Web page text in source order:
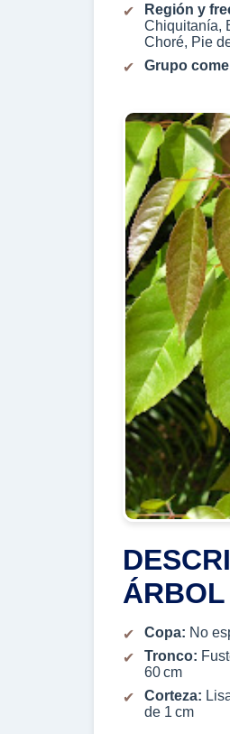
Región y
Chiquitanía,
Choré, Pie
Grupo
ÁRBOL
Copa: No
Tronco:
60 cm
Corteza:
de 1 cm